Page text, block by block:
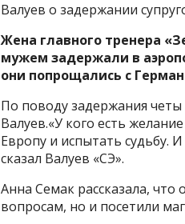
Валуев о задержании
Жена главного тренера
мужем задержали в
они попрощались с
По поводу задержания
Валуев.«У кого есть
Европу и испытать судьбу.
сказал Валуев «СЭ».
Анна Семак рассказала,
вопросам, но и посетили